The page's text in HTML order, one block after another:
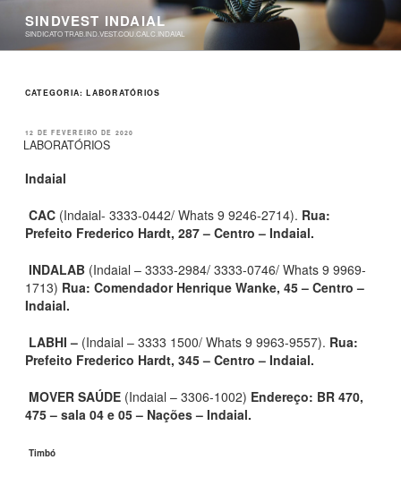
Pular
SINDVEST INDAIAL
SINDICATO TRAB.IND.VEST.COU.CALC.INDAIAL
CATEGORIA:LABORATÓRIOS
PUBLICADO
EM
12 DE FEVEREIRO DE 2020
LABORATÓRIOS
Indaial
CAC (Indaial- 3333-0442/ Whats 9 9246-2714). Rua:
Prefeito Frederico Hardt, 287 – Centro – Indaial.
INDALAB (Indaial – 3333-2984/ 3333-0746/ Whats 9 9969-
1713) Rua: Comendador Henrique Wanke, 45 – Centro –
Indaial.
LABHI – (Indaial – 3333 1500/ Whats 9 9963-9557). Rua:
Prefeito Frederico Hardt, 345 – Centro – Indaial.
MOVER SAÚDE (Indaial – 3306-1002) Endereço: BR 470,
475 – sala 04 e 05 – Nações – Indaial.
Timbó